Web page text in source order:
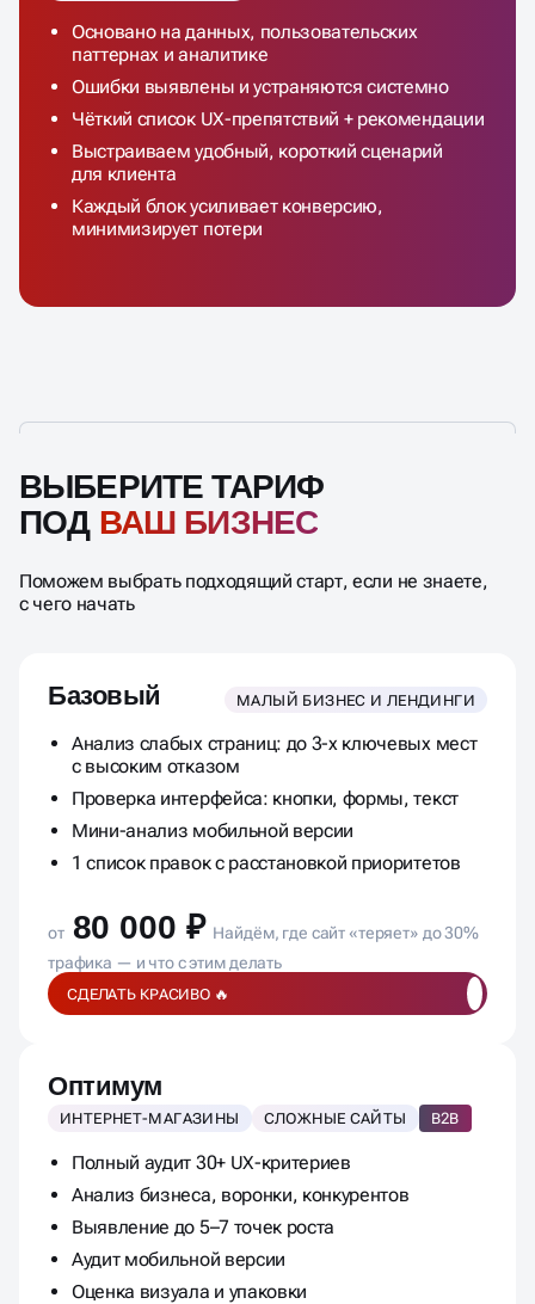
Основано на данных, пользовательских
паттернах и аналитике
Ошибки выявлены и устраняются системно
Чёткий список UX-препятствий + рекомендации
Выстраиваем удобный, короткий сценарий
для клиента
Каждый блок усиливает конверсию,
минимизирует потери
ВЫБЕРИТЕ ТАРИФ
ПОД ВАШ БИЗНЕС
Поможем выбрать подходящий старт, если не знаете,
с чего начать
Базовый МАЛЫЙ БИЗНЕС И ЛЕНДИНГИ
Анализ слабых страниц: до 3-х ключевых мест
с высоким отказом
Проверка интерфейса: кнопки, формы, текст
Мини-анализ мобильной версии
1 список правок с расстановкой приоритетов
от 80 000 ₽ Найдём, где сайт «теряет» до 30%
трафика — и что с этим делать
СДЕЛАТЬ КРАСИВО 🔥
Оптимум
ИНТЕРНЕТ-МАГАЗИНЫ СЛОЖНЫЕ САЙТЫ B2B
Полный аудит 30+ UX-критериев
Анализ бизнеса, воронки, конкурентов
Выявление до 5–7 точек роста
Аудит мобильной версии
Оценка визуала и упаковки